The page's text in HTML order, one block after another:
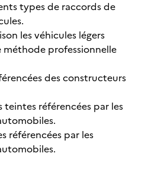
types de raccords de
les véhicules légers
méthode professionnelle
des constructeurs
référencées par les
référencées par les